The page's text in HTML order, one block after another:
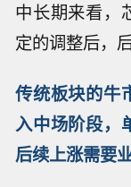
中长期来看，
定的调整后，
传统板块的牛
入中场阶段，
后续上涨需要